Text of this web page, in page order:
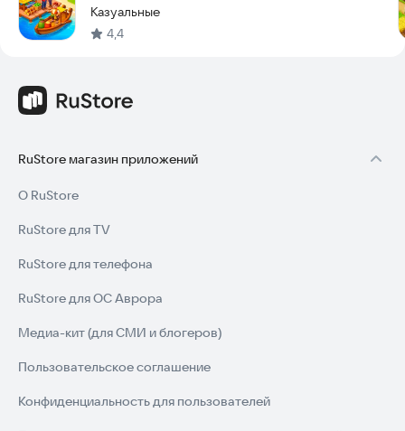
Казуальные
4,4
RuStore магазин приложений
О RuStore
RuStore для TV
RuStore для телефона
RuStore для ОС Аврора
Медиа-кит (для СМИ и блогеров)
Пользовательское соглашение
Конфиденциальность для пользователей